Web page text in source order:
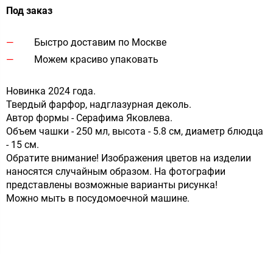
Под заказ
Быстро доставим по Москве
Можем красиво упаковать
Новинка 2024 года.
Твердый фарфор, надглазурная деколь.
Автор формы - Серафима Яковлева.
Объем чашки - 250 мл, высота - 5.8 см, диаметр блюдца
- 15 см.
Обратите внимание! Изображения цветов на изделии
наносятся случайным образом. На фотографии
представлены возможные варианты рисунка!
Можно мыть в посудомоечной машине.